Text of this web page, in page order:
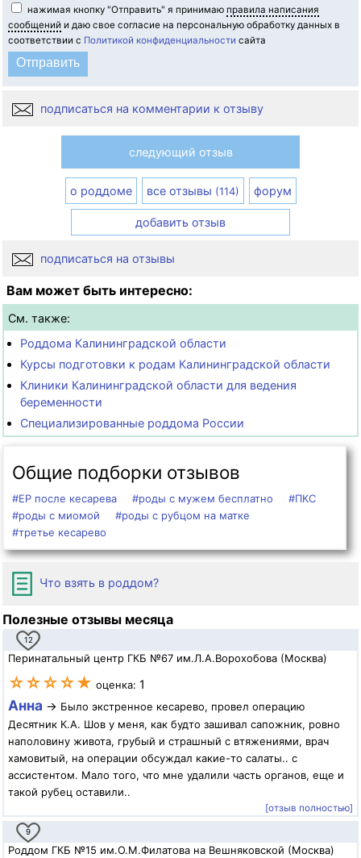
нажимая кнопку "Отправить" я принимаю правила написания
сообщений и даю свое согласие на персональную обработку данных в
соответствии с Политикой конфиденциальности сайта
подписаться на комментарии к отзыву
следующий отзыв
о роддоме все отзывы (114) форум
добавить отзыв
подписаться на отзывы
Вам может быть интересно:
См. также:
Роддома Калининградской области
Курсы подготовки к родам Калининградской области
Клиники Калининградской области для ведения
беременности
Специализированные роддома России
Общие подборки отзывов
#ЕР после кесарева #роды с мужем бесплатно
#ПКС
#роды с миомой
#роды с рубцом на матке
#третье кесарево
Что взять в роддом?
Полезные отзывы месяца
12
Перинатальный центр ГКБ №67 им.Л.А.Ворохобова (Москва)
☆☆☆☆★ оценка: 1
Анна → Было экстренное кесарево, провел операцию
Десятник К.А. Шов у меня, как будто зашивал сапожник, ровно
наполовину живота, грубый и страшный с втяжениями, врач
хамовитый, на операции обсуждал какие-то салаты.. с
ассистентом. Мало того, что мне удалили часть органов, еще и
такой рубец оставили..
[отзыв полностью]
9
Роддом ГКБ №15 им.О.М.Филатова на Вешняковской (Москва)